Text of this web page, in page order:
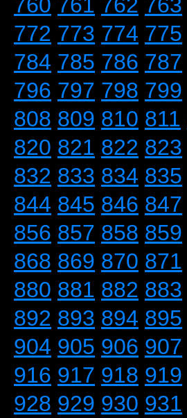
772 773 774 775
784 785 786 787
796 797 798 799
808 809 810 811
820 821 822 823
832 833 834 835
844 845 846 847
856 857 858 859
868 869 870 871
880 881 882 883
892 893 894 895
904 905 906 907
916 917 918 919
928 929 930 931